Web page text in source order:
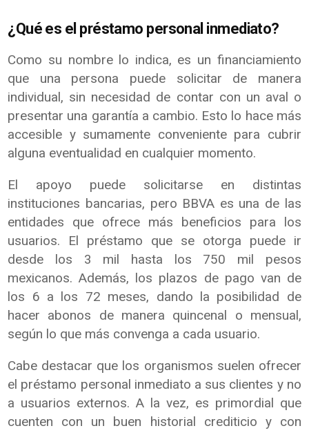
¿Qué es el préstamo personal inmediato?
Como su nombre lo indica, es un financiamiento
que una persona puede solicitar de manera
individual, sin necesidad de contar con un aval o
presentar una garantía a cambio. Esto lo hace más
accesible y sumamente conveniente para cubrir
alguna eventualidad en cualquier momento.
El apoyo puede solicitarse en distintas
instituciones bancarias, pero BBVA es una de las
entidades que ofrece más beneficios para los
usuarios. El préstamo que se otorga puede ir
desde los 3 mil hasta los 750 mil pesos
mexicanos. Además, los plazos de pago van de
los 6 a los 72 meses, dando la posibilidad de
hacer abonos de manera quincenal o mensual,
según lo que más convenga a cada usuario.
Cabe destacar que los organismos suelen ofrecer
el préstamo personal inmediato a sus clientes y no
a usuarios externos. A la vez, es primordial que
cuenten con un buen historial crediticio y con